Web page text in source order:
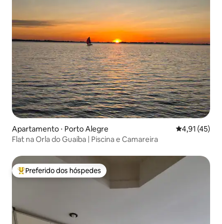
Apartamento ⋅ Porto Alegre 4,91 de uma
4,91 (45)
Flat na Orla do Guaíba | Piscina e Camareira
Entre os melhores preferidos dos hóspedes
Preferido dos hóspedes